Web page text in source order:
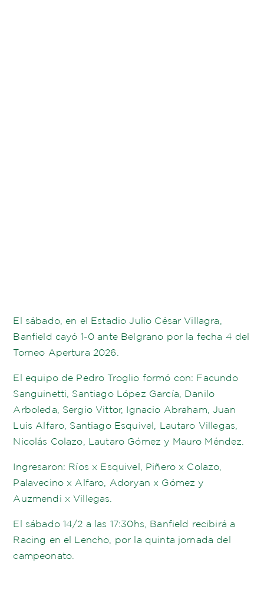
El sábado, en el Estadio Julio César Villagra,
Banfield cayó 1-0 ante Belgrano por la fecha 4 del
Torneo Apertura 2026.
El equipo de Pedro Troglio formó con: Facundo
Sanguinetti, Santiago López García, Danilo
Arboleda, Sergio Vittor, Ignacio Abraham, Juan
Luis Alfaro, Santiago Esquivel, Lautaro Villegas,
Nicolás Colazo, Lautaro Gómez y Mauro Méndez.
Ingresaron: Ríos x Esquivel, Piñero x Colazo,
Palavecino x Alfaro, Adoryan x Gómez y
Auzmendi x Villegas.
El sábado 14/2 a las 17:30hs, Banfield recibirá a
Racing en el Lencho, por la quinta jornada del
campeonato.